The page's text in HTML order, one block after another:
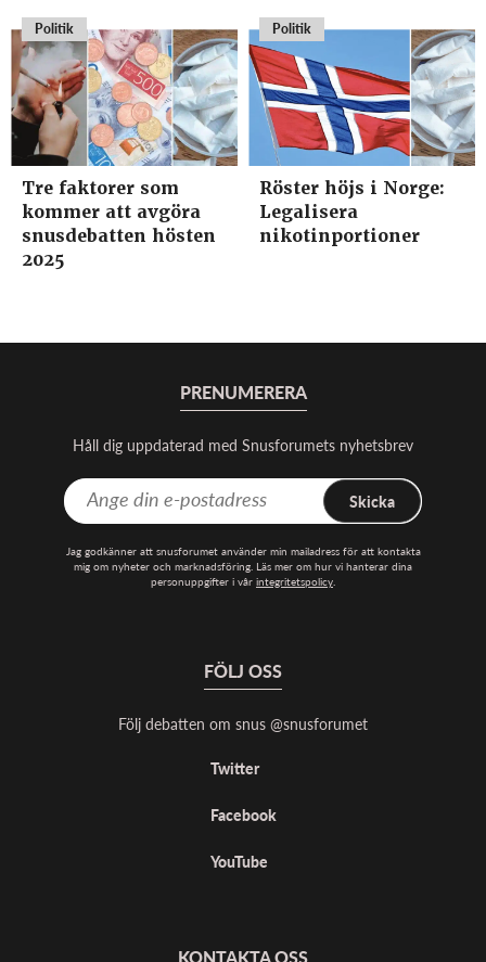
Politik
Tre faktorer som
kommer att avgöra
snusdebatten hösten
2025
Politik
Röster höjs i Norge:
Legalisera
nikotinportioner
PRENUMERERA
Håll dig uppdaterad med Snusforumets nyhetsbrev
Skicka
Jag godkänner att snusforumet använder min mailadress för att kontakta
mig om nyheter och marknadsföring. Läs mer om hur vi hanterar dina
personuppgifter i vår integritetspolicy.
FÖLJ OSS
Följ debatten om snus @snusforumet
Twitter
Facebook
YouTube